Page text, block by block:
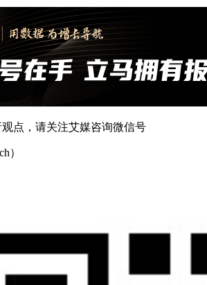
点，请关注艾媒咨询微信号
）